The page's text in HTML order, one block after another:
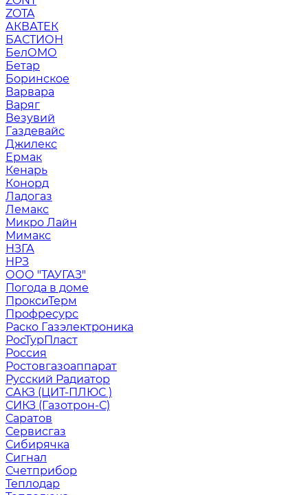
ZOTA
АКВАТЕК
БАСТИОН
БелОМО
Бетар
Боринское
Варвара
Варяг
Везувий
Газдевайс
Джилекс
Ермак
Кенарь
Конорд
Ладогаз
Лемакс
Микро Лайн
Мимакс
НЗГА
НРЗ
ООО "ТАУГАЗ"
Погода в доме
ПроксиТерм
Профресурс
Раско Газэлектроника
РосТурПласт
Россия
Ростовгазоаппарат
Русский Радиатор
САКЗ (ЦИТ-ПЛЮС )
СИКЗ (Газотрон-С)
Саратов
Сервисгаз
Сибирячка
Сигнал
Счетприбор
Теплодар